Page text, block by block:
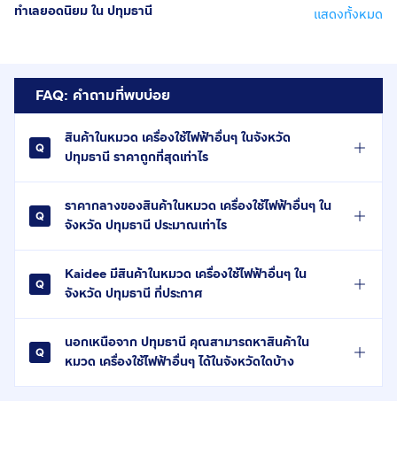
ทำเลยอดนิยม ใน ปทุมธานี แสดงทั้งหมด
FAQ: คำถามที่พบบ่อย
สินค้าในหมวด เครื่องใช้ไฟฟ้าอื่นๆ ในจังหวัด
ปทุมธานี ราคาถูกที่สุดเท่าไร
ราคากลางของสินค้าในหมวด เครื่องใช้ไฟฟ้าอื่นๆ ใน
จังหวัด ปทุมธานี ประมาณเท่าไร
Kaidee มีสินค้าในหมวด เครื่องใช้ไฟฟ้าอื่นๆ ใน
จังหวัด ปทุมธานี กี่ประกาศ
นอกเหนือจาก ปทุมธานี คุณสามารถหาสินค้าใน
หมวด เครื่องใช้ไฟฟ้าอื่นๆ ได้ในจังหวัดใดบ้าง